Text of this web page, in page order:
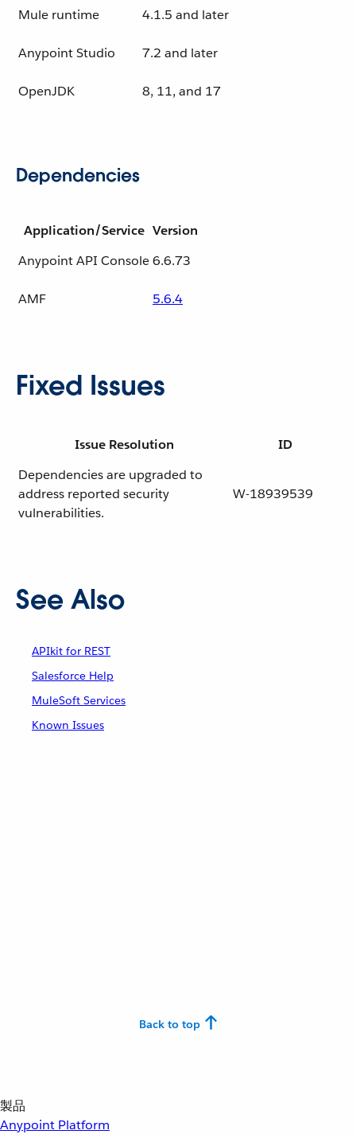
Mule runtime 4.1.5 and later
Anypoint Studio 7.2 and later
OpenJDK 8, 11, and 17
Dependencies
Application/Service Version
Anypoint API Console6.6.73
AMF 5.6.4
Fixed Issues
Issue Resolution
ID
Dependencies are upgraded to
address reported security
vulnerabilities.
W-18939539
See Also
APIkit for REST
Salesforce Help
MuleSoft Services
Known Issues
Back to top
製品
Anypoint Platform